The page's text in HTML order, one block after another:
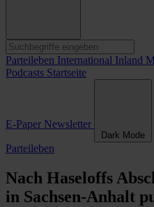
Parteileben International Inland
Podcasts Startseite
E-Paper Newsletter
Dark Mode
Parteileben
Nach Haseloffs
in Sachsen-Anhalt